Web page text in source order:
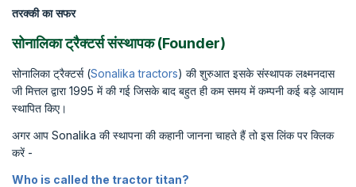
तरक्की का सफर
सोनालिका ट्रैक्टर्स संस्थापक (Founder)
सोनालिका ट्रैक्टर्स (Sonalika tractors) की शुरुआत इसके संस्थापक लक्ष्मनदास
जी मित्तल द्वारा 1995 में की गई जिसके बाद बहुत ही कम समय में कम्पनी कई बड़े आयाम
स्थापित किए।
अगर आप Sonalika की स्थापना की कहानी जानना चाहते हैं तो इस लिंक पर क्लिक
करें -
Who is called the tractor titan?